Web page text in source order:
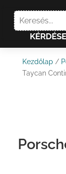
Kezdőlap /
Taycan